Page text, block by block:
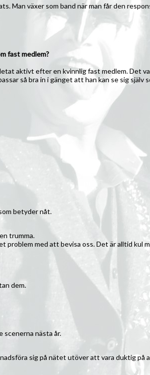
Man växer som band när man får den
fast medlem?
aktivt efter en kvinnlig fast medlem. Det
så bra in i gänget att han kan se sig själv
betyder nåt.
trumma.
med att bevisa oss. Det är alltid kul
dem.
scenerna nästa år.
sig på nätet utöver att vara duktig på